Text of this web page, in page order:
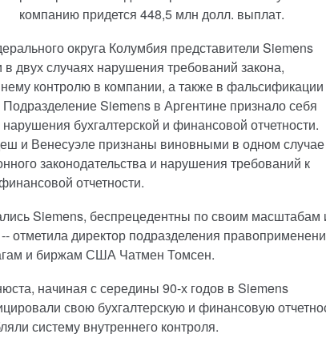
компанию придется 448,5 млн долл. выплат.
округа Колумбия представители Siemens
двух случаях нарушения требований закона,
контролю в компании, а также в фальсификации
Подразделение Siemens в Аргентине признало себя
бухгалтерской и финансовой отчетности.
и Венесуэле признаны виновными в одном случае
законодательства и нарушения требований к
отчетности.
Siemens, беспрецедентны по своим масштабам
отметила директор подразделения
и биржам США Чатмен Томсен.
начиная с середины 90-х годов в Siemens
свою бухгалтерскую и финансовую
систему внутреннего контроля.